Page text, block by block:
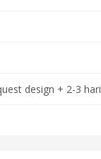
design + 2-3 hari